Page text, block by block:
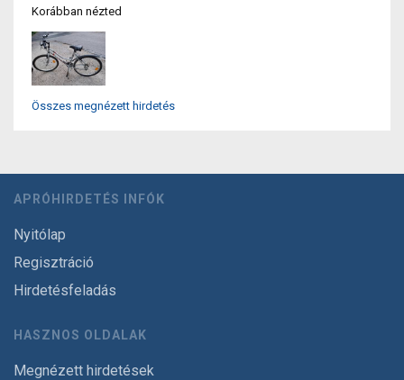
Korábban nézted
Összes megnézett hirdetés
APRÓHIRDETÉS INFÓK
Nyitólap
Regisztráció
Hirdetésfeladás
HASZNOS OLDALAK
Megnézett hirdetések